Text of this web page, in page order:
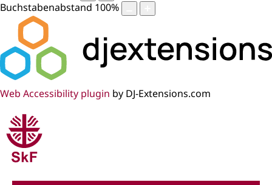
Buchstabenabstand 100%
Web Accessibility plugin by DJ-Extensions.com